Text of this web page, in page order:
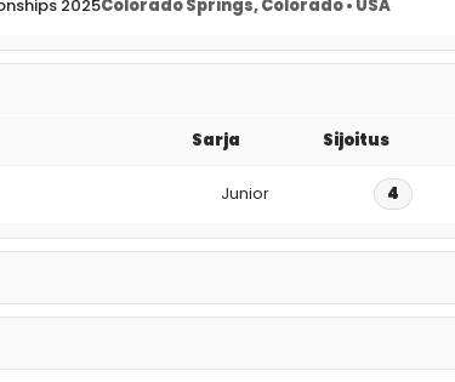
2025Colorado Springs, Colorado • USA
Sarja Sijoitus
Junior 4